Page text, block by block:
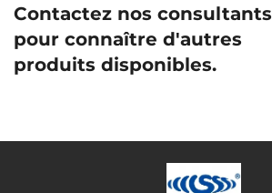
Contactez nos consultants
pour connaître d'autres
produits disponibles.